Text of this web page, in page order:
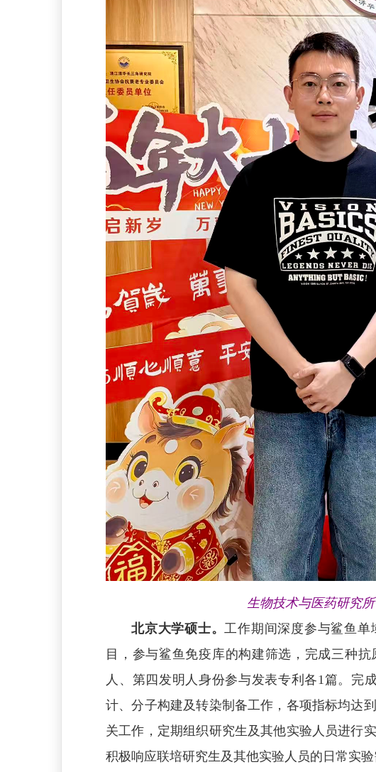
生物技术与医药研究
北京大学硕士。工作期间深度参与鲨鱼单
目，参与鲨鱼免疫库的构建筛选，完成三种
人、第四发明人身份参与发表专利各1篇。完
计、分子构建及转染制备工作，各项指标均达
关工作，定期组织研究生及其他实验人员进行
积极响应联培研究生及其他实验人员的日常实验